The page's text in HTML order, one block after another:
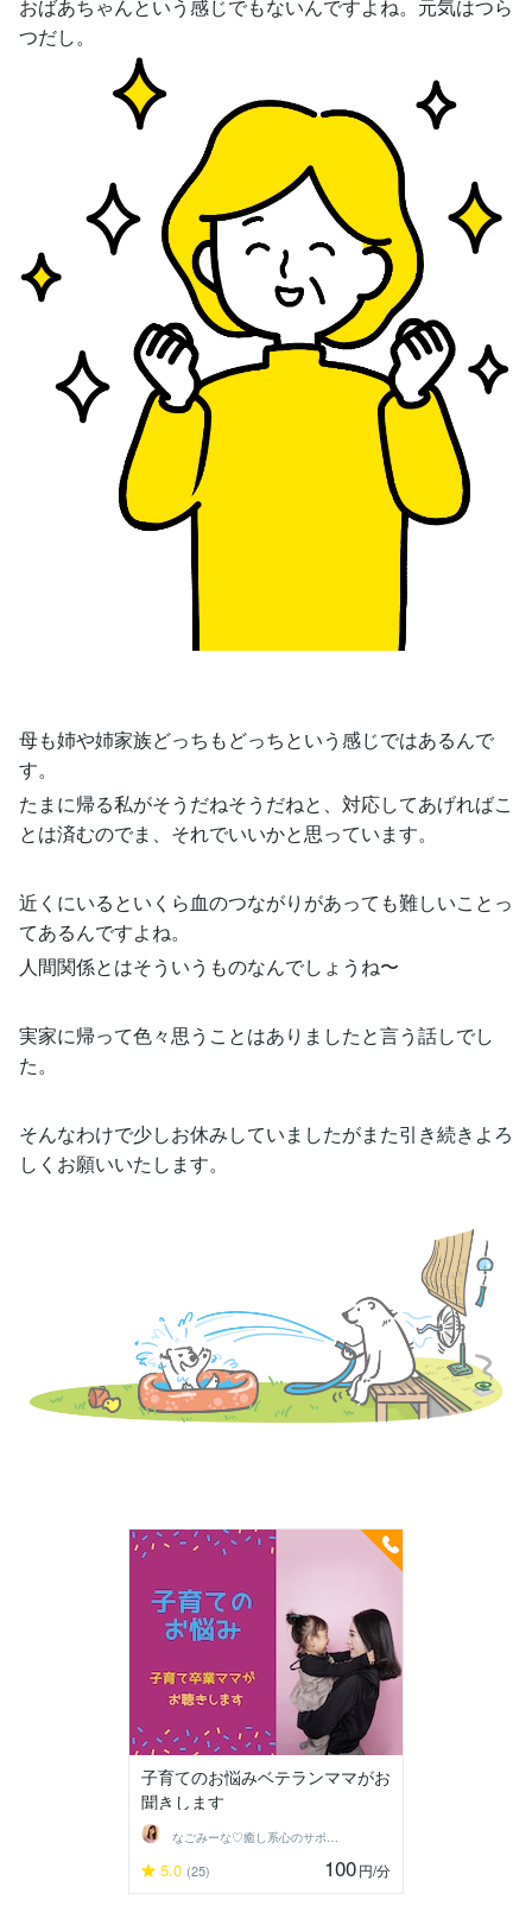
おばあちゃんという感じでもないんですよね。元気はつら
つだし。
母も姉や姉家族どっちもどっちという感じではあるんで
す。
たまに帰る私がそうだねそうだねと、対応してあげればこ
とは済むのでま、それでいいかと思っています。
近くにいるといくら血のつながりがあっても難しいことっ
てあるんですよね。
人間関係とはそういうものなんでしょうね〜
実家に帰って色々思うことはありましたと言う話しでし
た。
そんなわけで少しお休みしていましたがまた引き続きよろ
しくお願いいたします。
子育てのお悩みベテランママがお
聞きします
なごみーな♡癒し系心のサポーター
5.0 (25) 100円/分